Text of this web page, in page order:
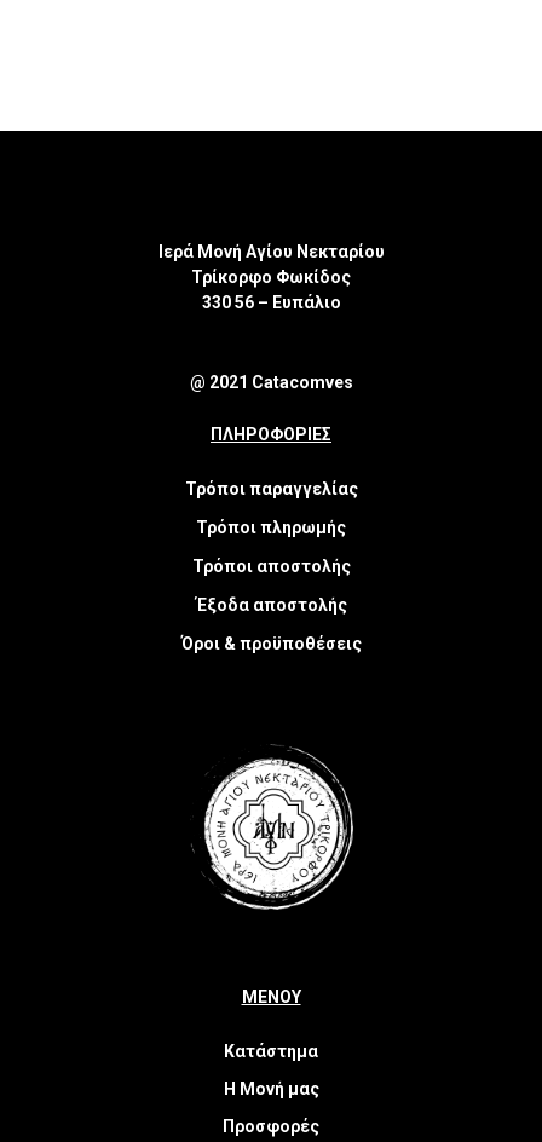
Ιερά Μονή Αγίου Νεκταρίου
Τρίκορφο Φωκίδος
330 56 – Ευπάλιο
@ 2021 Catacomves
ΠΛΗΡΟΦΟΡΙΕΣ
Τρόποι παραγγελίας
Τρόποι πληρωμής
Τρόποι αποστολής
Έξοδα αποστολής
Όροι & προϋποθέσεις
ΜΕΝΟΥ
Κατάστημα
Η Μονή μας
Προσφορές